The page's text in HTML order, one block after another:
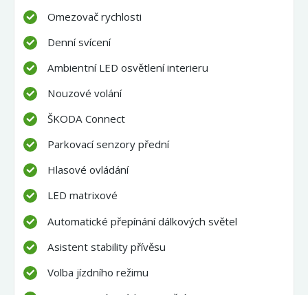
Omezovač rychlosti
Denní svícení
Ambientní LED osvětlení interieru
Nouzové volání
ŠKODA Connect
Parkovací senzory přední
Hlasové ovládání
LED matrixové
Automatické přepínání dálkových světel
Asistent stability přívěsu
Volba jízdního režimu